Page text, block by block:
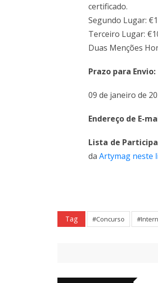
certificado.
Segundo Lugar:
Terceiro Lugar:
Duas Menções
Prazo para Envio:
09 de janeiro de
Endereço de E-
Lista de
daArtymag neste
Tag #Concurso